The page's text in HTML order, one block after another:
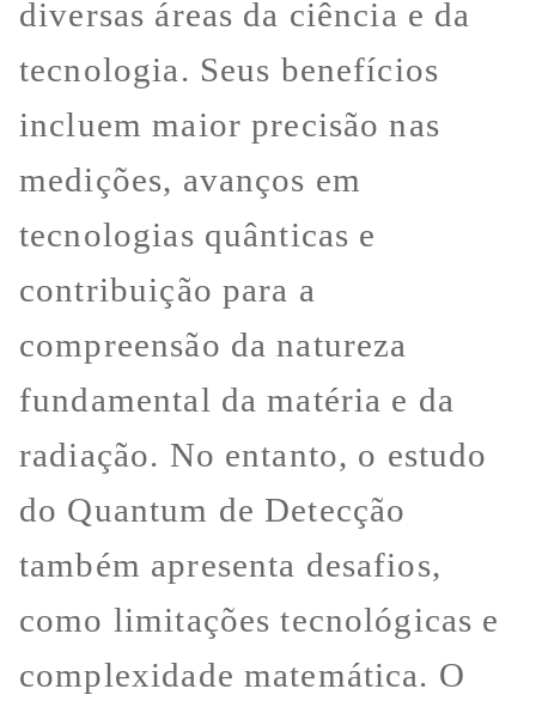
diversas áreas da ciência e da
tecnologia. Seus benefícios
incluem maior precisão nas
medições, avanços em
tecnologias quânticas e
contribuição para a
compreensão da natureza
fundamental da matéria e da
radiação. No entanto, o estudo
do Quantum de Detecção
também apresenta desafios,
como limitações tecnológicas e
complexidade matemática. O